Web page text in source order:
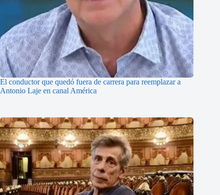
El conductor que quedó fuera de carrera para reemplazar a
Antonio Laje en canal América